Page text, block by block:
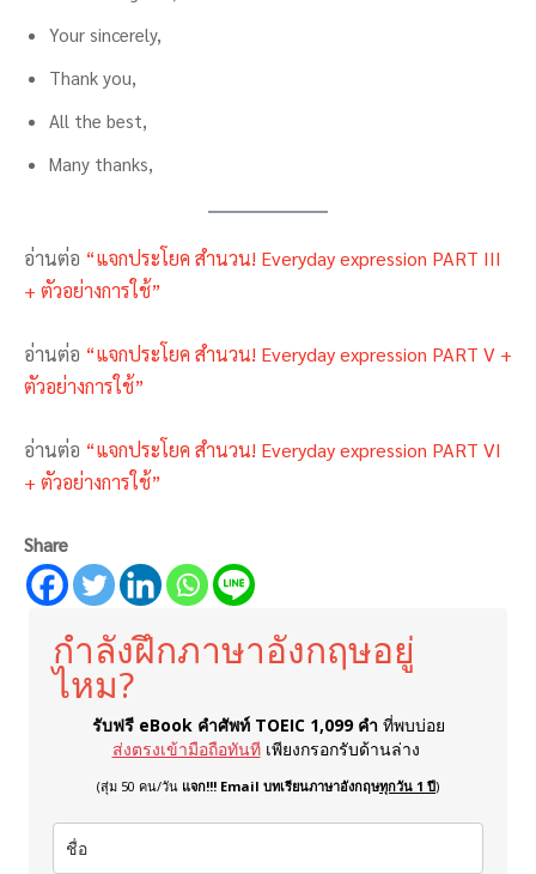
Your sincerely,
Thank you,
All the best,
Many thanks,
อ่านต่อ “แจกประโยค สำนวน! Everyday expression PART III
+ ตัวอย่างการใช้”
อ่านต่อ “แจกประโยค สำนวน! Everyday expression PART V +
ตัวอย่างการใช้”
อ่านต่อ “แจกประโยค สำนวน! Everyday expression PART VI
+ ตัวอย่างการใช้”
Share
กำลังฝึกภาษาอังกฤษอยู่
ไหม?
รับฟรี eBook คำศัพท์ TOEIC 1,099 คำ ที่พบบ่อย
ส่งตรงเข้ามือถือทันที เพียงกรอกรับด้านล่าง
(สุ่ม 50 คน/วัน แจก!!! Email บทเรียนภาษาอังกฤษทุกวัน 1 ปี)